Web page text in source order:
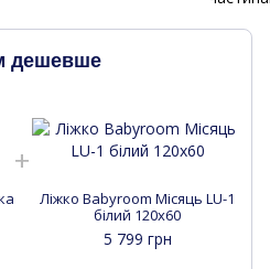
дешевше
Ліжко Babyroom Місяць LU-1
білий 120x60
5 799 грн